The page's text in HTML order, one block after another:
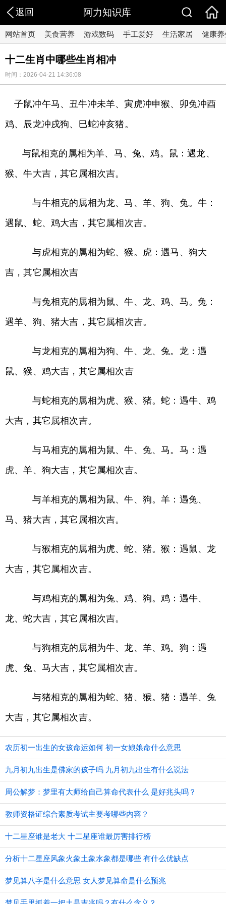
返回 阿力知识库
网站首页 美食营养 游戏数码 手工爱好 生活家居 健康养
十二生肖中哪些生肖相冲
时间：2026-04-21 14:36:08
子鼠冲午马、丑牛冲未羊、寅虎冲申猴、卯兔冲酉
鸡、辰龙冲戌狗、巳蛇冲亥猪。
与鼠相克的属相为羊、马、兔、鸡。鼠：遇龙、
猴、牛大吉，其它属相次吉。
与牛相克的属相为龙、马、羊、狗、兔。牛：
遇鼠、蛇、鸡大吉，其它属相次吉。
与虎相克的属相为蛇、猴。虎：遇马、狗大
吉，其它属相次吉
与兔相克的属相为鼠、牛、龙、鸡、马。兔：
遇羊、狗、猪大吉，其它属相次吉。
与龙相克的属相为狗、牛、龙、兔。龙：遇
鼠、猴、鸡大吉，其它属相次吉
与蛇相克的属相为虎、猴、猪。蛇：遇牛、鸡
大吉，其它属相次吉。
与马相克的属相为鼠、牛、兔、马。马：遇
虎、羊、狗大吉，其它属相次吉。
与羊相克的属相为鼠、牛、狗。羊：遇兔、
马、猪大吉，其它属相次吉。
与猴相克的属相为虎、蛇、猪。猴：遇鼠、龙
大吉，其它属相次吉。
与鸡相克的属相为兔、鸡、狗。鸡：遇牛、
龙、蛇大吉，其它属相次吉。
与狗相克的属相为牛、龙、羊、鸡。狗：遇
虎、兔、马大吉，其它属相次吉。
与猪相克的属相为蛇、猪、猴。猪：遇羊、兔
大吉，其它属相次吉。
农历初一出生的女孩命运如何 初一女娘娘命什么意思
九月初九出生是佛家的孩子吗 九月初九出生有什么说法
周公解梦：梦里有大师给自己算命代表什么 是好兆头吗？
教师资格证综合素质考试主要考哪些内容？
十二星座谁是老大 十二星座谁最厉害排行榜
分析十二星座风象火象土象水象都是哪些 有什么优缺点
梦见算八字是什么意思 女人梦见算命是什么预兆